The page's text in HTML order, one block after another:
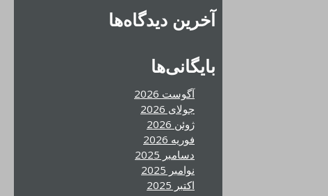
آخرین دیدگاه‌ها
بایگانی‌ها
آگوست 2026
جولای 2026
ژوئن 2026
فوریه 2026
دسامبر 2025
نوامبر 2025
اکتبر 2025